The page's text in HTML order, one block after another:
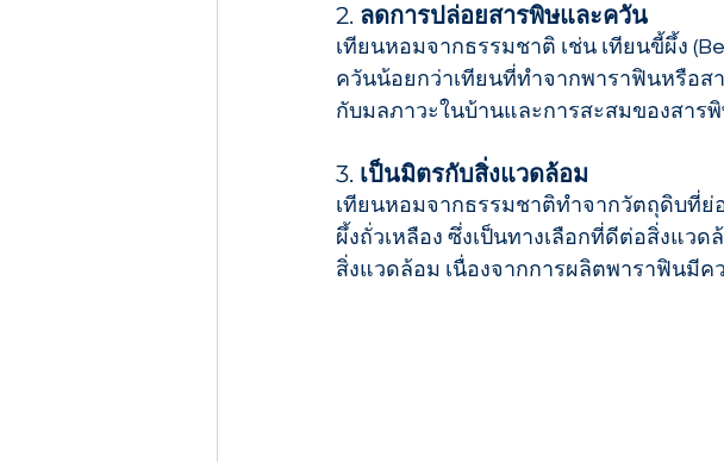
2. ลดการปล่อยสารพิษและควัน
เทียนหอมจากธรรมชาติ เช่น เทียนขี้ผึ้ง
ควันน้อยกว่าเทียนที่ทำจากพาราฟินหรือส
กับมลภาวะในบ้านและการสะสมของสาร
3. เป็นมิตรกับสิ่งแวดล้อม
เทียนหอมจากธรรมชาติทำจากวัตถุดิบที่ย่
ผึ้งถั่วเหลือง ซึ่งเป็นทางเลือกที่ดีต่อสิ่งแว
สิ่งแวดล้อม เนื่องจากการผลิตพาราฟินมีค